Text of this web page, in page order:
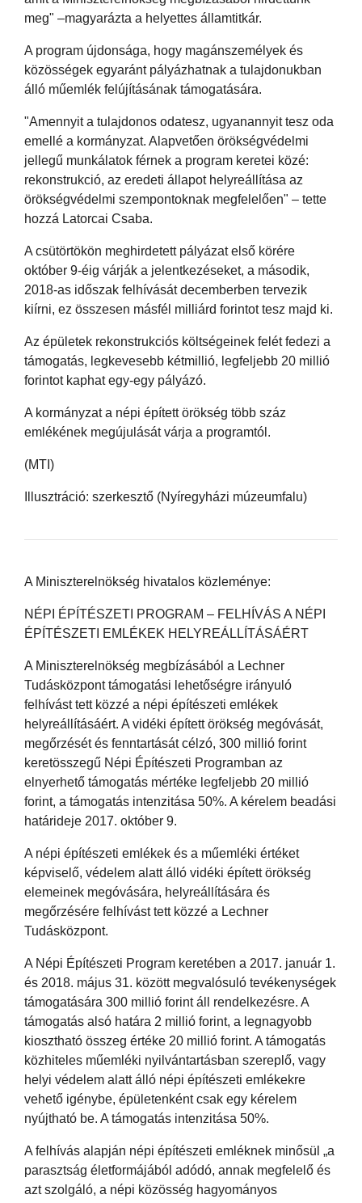
meg" –magyarázta a helyettes államtitkár.
A program újdonsága, hogy magánszemélyek és
közösségek egyaránt pályázhatnak a tulajdonukban
álló műemlék felújításának támogatására.
"Amennyit a tulajdonos odatesz, ugyanannyit tesz oda
emellé a kormányzat. Alapvetően örökségvédelmi
jellegű munkálatok férnek a program keretei közé:
rekonstrukció, az eredeti állapot helyreállítása az
örökségvédelmi szempontoknak megfelelően" – tette
hozzá Latorcai Csaba.
A csütörtökön meghirdetett pályázat első körére
október 9-éig várják a jelentkezéseket, a második,
2018-as időszak felhívását decemberben tervezik
kiírni, ez összesen másfél milliárd forintot tesz majd ki.
Az épületek rekonstrukciós költségeinek felét fedezi a
támogatás, legkevesebb kétmillió, legfeljebb 20 millió
forintot kaphat egy-egy pályázó.
A kormányzat a népi épített örökség több száz
emlékének megújulását várja a programtól.
(MTI)
Illusztráció: szerkesztő (Nyíregyházi múzeumfalu)
A Miniszterelnökség hivatalos közleménye:
NÉPI ÉPÍTÉSZETI PROGRAM – FELHÍVÁS A NÉPI
ÉPÍTÉSZETI EMLÉKEK HELYREÁLLÍTÁSÁÉRT
A Miniszterelnökség megbízásából a Lechner
Tudásközpont támogatási lehetőségre irányuló
felhívást tett közzé a népi építészeti emlékek
helyreállításáért. A vidéki épített örökség megóvását,
megőrzését és fenntartását célzó, 300 millió forint
keretösszegű Népi Építészeti Programban az
elnyerhető támogatás mértéke legfeljebb 20 millió
forint, a támogatás intenzitása 50%. A kérelem beadási
határideje 2017. október 9.
A népi építészeti emlékek és a műemléki értéket
képviselő, védelem alatt álló vidéki épített örökség
elemeinek megóvására, helyreállítására és
megőrzésére felhívást tett közzé a Lechner
Tudásközpont.
A Népi Építészeti Program keretében a 2017. január 1.
és 2018. május 31. között megvalósuló tevékenységek
támogatására 300 millió forint áll rendelkezésre. A
támogatás alsó határa 2 millió forint, a legnagyobb
kiosztható összeg értéke 20 millió forint. A támogatás
közhiteles műemléki nyilvántartásban szereplő, vagy
helyi védelem alatt álló népi építészeti emlékekre
vehető igénybe, épületenként csak egy kérelem
nyújtható be. A támogatás intenzitása 50%.
A felhívás alapján népi építészeti emléknek minősül „a
parasztság életformájából adódó, annak megfelelő és
azt szolgáló, a népi közösség hagyományos